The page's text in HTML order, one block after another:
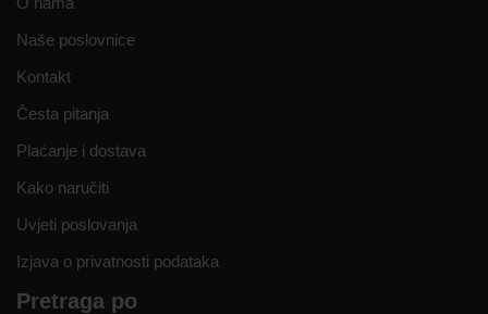
Naše poslovnice
Kontakt
Česta pitanja
Plaćanje i dostava
Kako naručiti
Uvjeti poslovanja
Izjava o privatnosti podataka
Pretraga po